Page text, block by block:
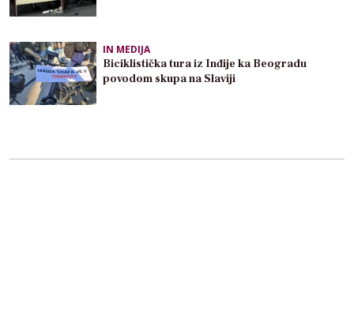
IN MEDIJA
Biciklistička tura iz Inđije ka Beogradu
povodom skupa na Slaviji